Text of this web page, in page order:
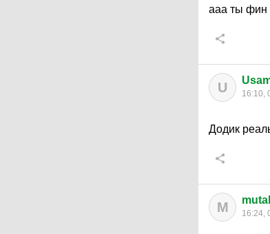
ааа ты фин
U 16:10,
Додик
M 16:24,